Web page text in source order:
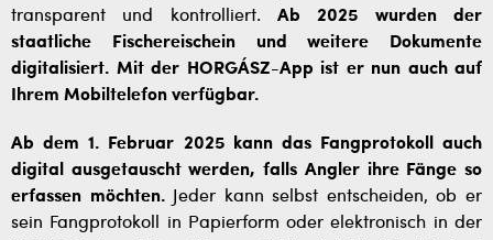
transparent und kontrolliert. Ab 2025 wurden der
staatliche Fischereischein und weitere Dokumente
digitalisiert. Mit der HORGÁSZ-App ist er nun auch auf
Ihrem Mobiltelefon verfügbar.
Ab dem 1. Februar 2025 kann das Fangprotokoll auch
digital ausgetauscht werden, falls Angler ihre Fänge so
erfassen möchten.Jeder kann selbst entscheiden, ob er
sein Fangprotokoll in Papierform oder elektronisch in der